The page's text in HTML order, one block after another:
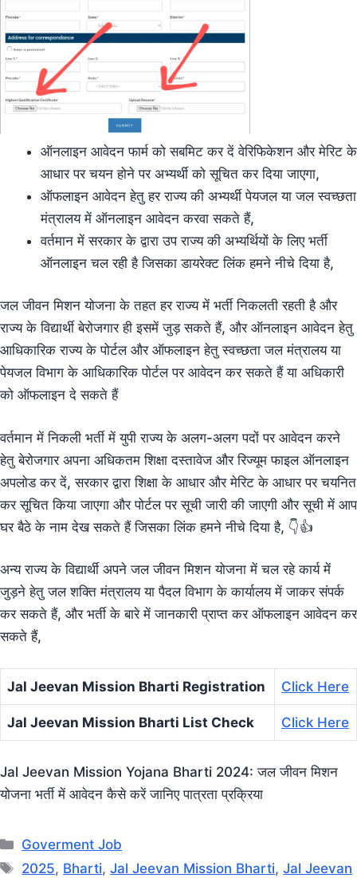
ऑनलाइन आवेदन फार्म को सबमिट कर दें वेरिफिकेशन और मेरिट के
आधार पर चयन होने पर अभ्यर्थी को सूचित कर दिया जाएगा,
ऑफलाइन आवेदन हेतु हर राज्य की अभ्यर्थी पेयजल या जल स्वच्छता
मंत्रालय में ऑनलाइन आवेदन करवा सकते हैं,
वर्तमान में सरकार के द्वारा उप राज्य की अभ्यर्थियों के लिए भर्ती
ऑनलाइन चल रही है जिसका डायरेक्ट लिंक हमने नीचे दिया है,
जल जीवन मिशन योजना के तहत हर राज्य में भर्ती निकलती रहती है और
राज्य के विद्यार्थी बेरोजगार ही इसमें जुड़ सकते हैं, और ऑनलाइन आवेदन हेतु
आधिकारिक राज्य के पोर्टल और ऑफलाइन हेतु स्वच्छता जल मंत्रालय या
पेयजल विभाग के आधिकारिक पोर्टल पर आवेदन कर सकते हैं या अधिकारी
को ऑफलाइन दे सकते हैं
वर्तमान में निकली भर्ती में युपी राज्य के अलग-अलग पदों पर आवेदन करने
हेतु बेरोजगार अपना अधिकतम शिक्षा दस्तावेज और रिज्यूम फाइल ऑनलाइन
अपलोड कर दें, सरकार द्वारा शिक्षा के आधार और मेरिट के आधार पर चयनित
कर सूचित किया जाएगा और पोर्टल पर सूची जारी की जाएगी और सूची में आप
घर बैठे के नाम देख सकते हैं जिसका लिंक हमने नीचे दिया है, 👇👍
अन्य राज्य के विद्यार्थी अपने जल जीवन मिशन योजना में चल रहे कार्य में
जुड़ने हेतु जल शक्ति मंत्रालय या पैदल विभाग के कार्यालय में जाकर संपर्क
कर सकते हैं, और भर्ती के बारे में जानकारी प्राप्त कर ऑफलाइन आवेदन कर
सकते हैं,
Jal Jeevan Mission Bharti Registration Click Here
Jal Jeevan Mission Bharti List Check Click Here
Jal Jeevan Mission Yojana Bharti 2024: जल जीवन मिशन
योजना भर्ती में आवेदन कैसे करें जानिए पात्रता प्रक्रिया
Categories
Goverment Job
Tags
2025, Bharti,Jal Jeevan Mission Bharti,Jal Jeevan